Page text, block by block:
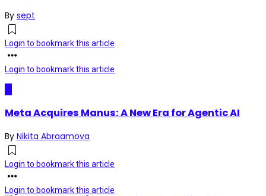
By sept
Login to bookmark this article
Login to bookmark this article
Meta Acquires Manus: A New Era for Agentic AI
By Nikita Abraamova
Login to bookmark this article
Login to bookmark this article